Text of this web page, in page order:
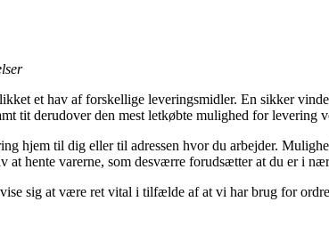
et hav af forskellige leveringsmidler. En sikker
tit derudover den mest letkøbte mulighed for levering
hjem til dig eller til adressen hvor du arbejder.
hente varerne, som desværre forudsætter at du er i
sig at være ret vital i tilfælde af at vi har brug for